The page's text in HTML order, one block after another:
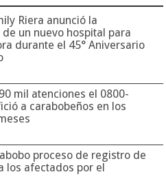
Riera anunció la
un nuevo hospital para
durante el 45° Aniversario
mil atenciones el 0800-
a carabobeños en los
proceso de registro de
los afectados por el